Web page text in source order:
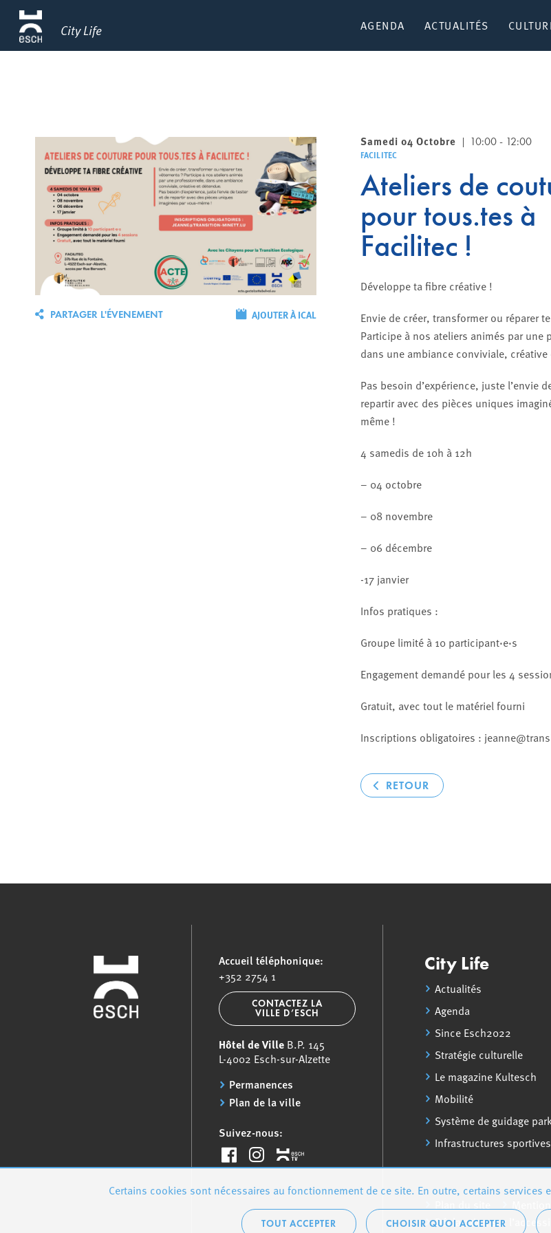
City Life AGENDA ACTUALITÉS
AJOUTER À ICAL
PARTAGER L'ÉVENEMENT
Samedi 04 Octobre 10:00 - 12:00
FACILITEC
Ateliers de
pour tous.tes à
Facilitec !
Développe ta fibre créative !
Envie de créer, transformer ou réparer
Participe à nos ateliers animés par une
dans une ambiance conviviale, créative
Pas besoin d’expérience, juste l’envie
repartir avec des pièces uniques
même !
4 samedis de 10h à 12h
– 04 octobre
– 08 novembre
– 06 décembre
-17 janvier
Infos pratiques :
Groupe limité à 10 participant·e·s
Engagement demandé pour les 4
Gratuit, avec tout le matériel fourni
Inscriptions obligatoires :
RETOUR
Accueil téléphonique:
+352 2754 1
CONTACTEZ LA
VILLE D’ESCH
Hôtel de Ville B.P. 145
L-4002 Esch-sur-Alzette
Permanences
Plan de la ville
Suivez-nous:
City Life
Actualités
Agenda
Since Esch2022
Stratégie culturelle
Le magazine Kultesch
Mobilité
Système de guidage
Infrastructures sportives
Déclaration sur
Certains cookies sont nécessaires au fonctionnement de ce site. En outre, certains services
TOUT ACCEPTER CHOISIR QUOI ACCEPTER